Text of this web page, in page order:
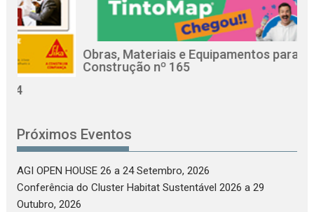
Obras, Materiais e Equipamentos para a
Construção nº 165
Próximos Eventos
AGI OPEN HOUSE 26 a 24 Setembro, 2026
Conferência do Cluster Habitat Sustentável 2026 a 29
Outubro, 2026